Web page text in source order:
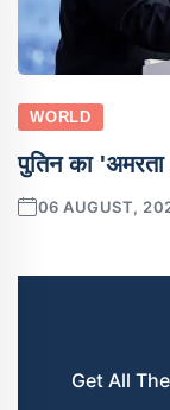
WORLD
पुतिन का
06 AUGUST,
Get All